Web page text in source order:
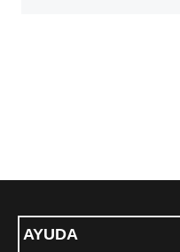
AYUDA